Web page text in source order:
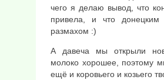
чего я делаю вывод, что
привела, и что
размахом :)
А давеча мы открыли
молоко хорошее, поэтому
ещё и коровьего и козьего